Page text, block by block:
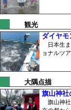
観光
ダイヤ
日本生ま
ョナルツ
大隅点描
旗山神
旗山神社